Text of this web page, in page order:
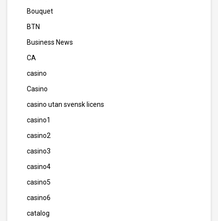
Bouquet
BTN
Business News
CA
casino
Casino
casino utan svensk licens
casino1
casino2
casino3
casino4
casino5
casino6
catalog